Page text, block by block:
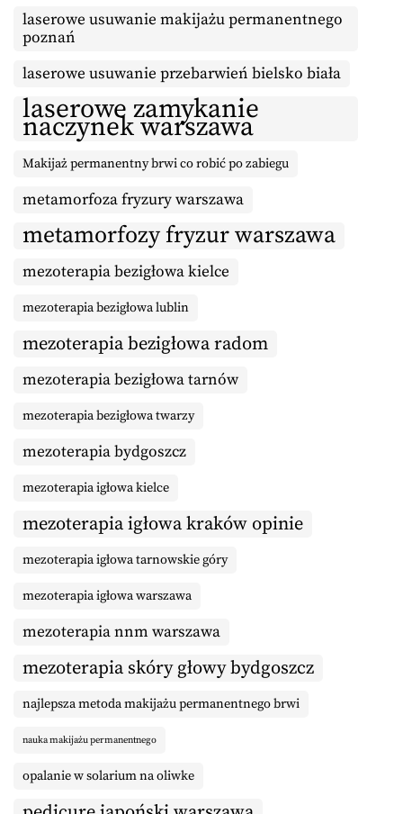
laserowe usuwanie makijażu permanentnego
poznań
laserowe usuwanie przebarwień bielsko biała
laserowe zamykanie
naczynek warszawa
Makijaż permanentny brwi co robić po zabiegu
metamorfoza fryzury warszawa
metamorfozy fryzur warszawa
mezoterapia bezigłowa kielce
mezoterapia bezigłowa lublin
mezoterapia bezigłowa radom
mezoterapia bezigłowa tarnów
mezoterapia bezigłowa twarzy
mezoterapia bydgoszcz
mezoterapia igłowa kielce
mezoterapia igłowa kraków opinie
mezoterapia igłowa tarnowskie góry
mezoterapia igłowa warszawa
mezoterapia nnm warszawa
mezoterapia skóry głowy bydgoszcz
najlepsza metoda makijażu permanentnego brwi
nauka makijażu permanentnego
opalanie w solarium na oliwke